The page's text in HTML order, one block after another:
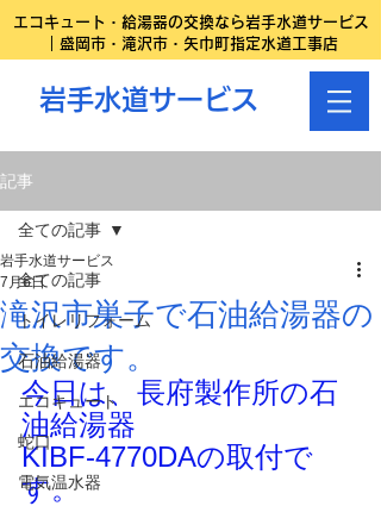
エコキュート・給湯器の交換なら岩手水道サービス
｜盛岡市・滝沢市・矢巾町指定水道工事店
岩手水道サービス
記事
全ての記事
トイレリフォーム
石油給湯器
エコキュート
蛇口
電気温水器
全ての記事
滝沢市巣子で石油給湯器の
交換です。
岩手水道サービス
7月6日
今日は、長府製作所の石
油給湯器
KIBF-4770DAの取付で
す。